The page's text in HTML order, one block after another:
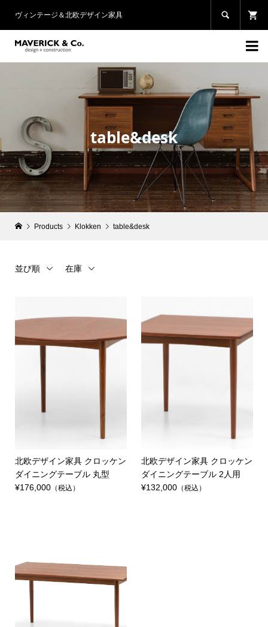
ヴィンテージ＆北欧デザイン家具 

table&desk
Products Klokken table&desk
並び順 在庫
北欧デザイン家具 クロッケン
ダイニングテーブル 丸型
¥176,000（税込）
北欧デザイン家具 クロッケン
ダイニングテーブル 2人用
¥132,000 （税込）